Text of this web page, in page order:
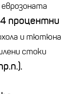
процентни
и тютюна
стоки